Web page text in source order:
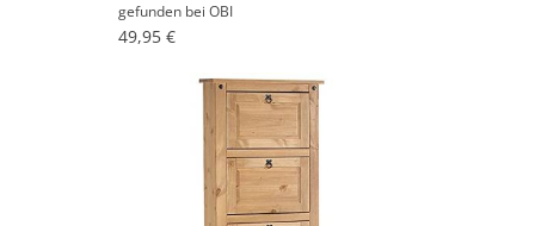
gefunden bei OBI
49,95 €